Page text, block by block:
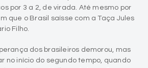
dos brasileiros demorou, mas
no início do segundo tempo, quando
igualou o placar para os